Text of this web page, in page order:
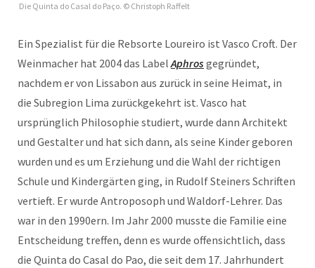
Die Quinta do Casal do Paço. © Christoph Raffelt
Ein Spezialist für die Rebsorte Loureiro ist Vasco Croft. Der
Weinmacher hat 2004 das LabelAphrosgegründet,
nachdem er von Lissabon aus zurück in seine Heimat, in
die Subregion Lima zurückgekehrt ist. Vasco hat
ursprünglich Philosophie studiert, wurde dann Architekt
und Gestalter und hat sich dann, als seine Kinder geboren
wurden und es um Erziehung und die Wahl der richtigen
Schule und Kindergärten ging, in Rudolf Steiners Schriften
vertieft. Er wurde Antroposoph und Waldorf-Lehrer. Das
war in den 1990ern. Im Jahr 2000 musste die Familie eine
Entscheidung treffen, denn es wurde offensichtlich, dass
die Quinta do Casal do Pao, die seit dem 17. Jahrhundert